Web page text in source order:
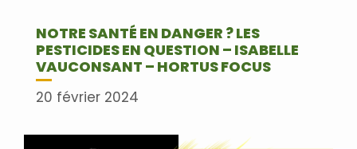
NOTRE SANTÉ EN DANGER ? LES
PESTICIDES EN QUESTION – ISABELLE
VAUCONSANT – HORTUS FOCUS
20 février 2024